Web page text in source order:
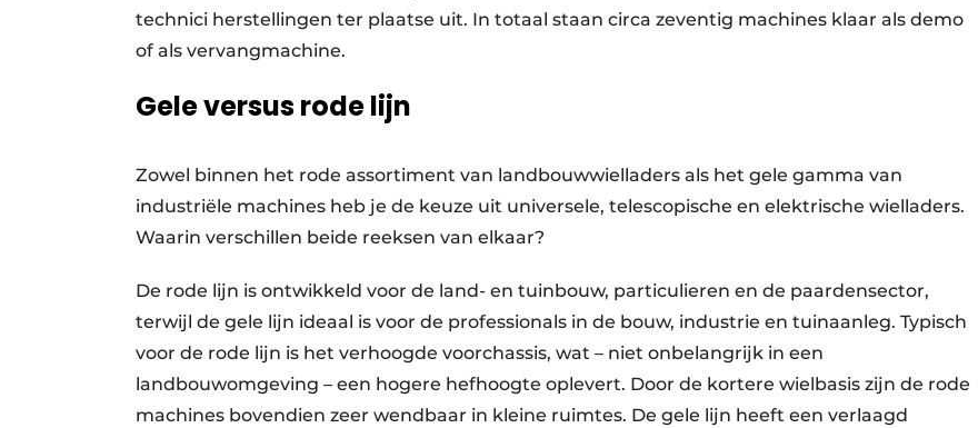
technici herstellingen ter plaatse uit. In totaal staan circa zeventig machines klaar als demo
of als vervangmachine.
Gele versus rode lijn
Zowel binnen het rode assortiment van landbouwwielladers als het gele gamma van
industriële machines heb je de keuze uit universele, telescopische en elektrische wielladers.
Waarin verschillen beide reeksen van elkaar?
De rode lijn is ontwikkeld voor de land- en tuinbouw, particulieren en de paardensector,
terwijl de gele lijn ideaal is voor de professionals in de bouw, industrie en tuinaanleg. Typisch
voor de rode lijn is het verhoogde voorchassis, wat – niet onbelangrijk in een
landbouwomgeving – een hogere hefhoogte oplevert. Door de kortere wielbasis zijn de rode
machines bovendien zeer wendbaar in kleine ruimtes. De gele lijn heeft een verlaagd